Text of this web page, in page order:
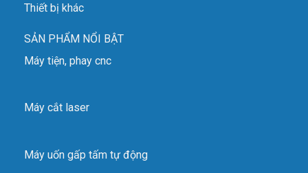
Thiết bị khác
SẢN PHẨM NỔI BẬT
Máy tiện, phay cnc
Máy cắt laser
Máy uốn gấp tấm tự động